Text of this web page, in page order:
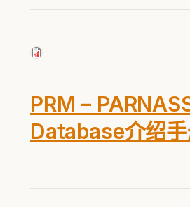
PRM –
Database介绍